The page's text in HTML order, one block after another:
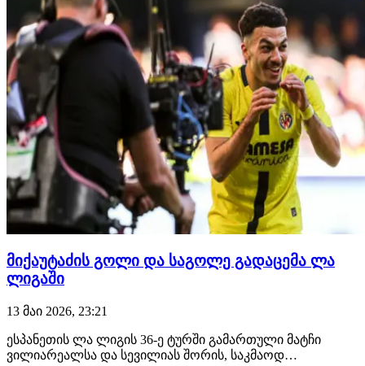
მიქაუტაძის გოლი და საგოლე გადაცემა ლა
ლიგაში
13 მაი 2026, 23:21
ესპანეთის ლა ლიგის 36-ე ტურში გამართული მატჩი
ვილიარეალსა და სევილიას შორის, საკმაოდ